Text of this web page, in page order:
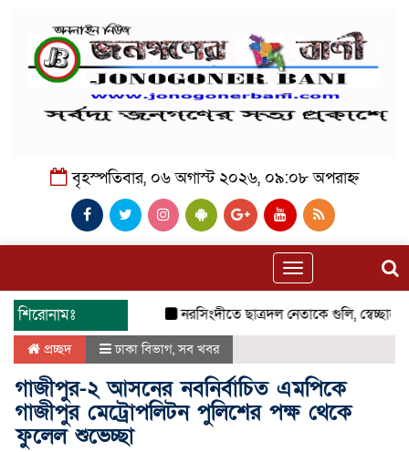
বৃহস্পতিবার, ০৬ অগাস্ট ২০২৬, ০৯:০৮ অপরাহ্ন
Toggle
navigation
শিরোনামঃ নরসিংদীতে ছাত্রদল নেতাকে গুলি,
প্রচ্ছদ ঢাকা বিভাগ,সব খবর
গাজীপুর-২ আসনের নবনির্বাচিত এমপিকে
গাজীপুর মেট্রোপলিটন পুলিশের পক্ষ থেকে
ফুলেল শুভেচ্ছা